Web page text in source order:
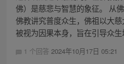
佛）是慈悲与智慧的象征。 从
佛教讲究普度众生，佛祖以大慈
被视为因果本身，旨在引导众
1 个回答 2024年10月17日 05:21